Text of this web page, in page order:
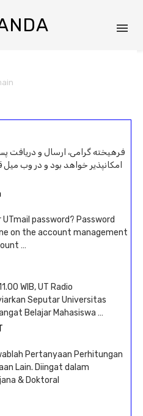
فرهیخته گرامی، ارسال و دریافت
password? Password
on the account management
…
WIB, UT Radio
Seputar Universitas
Belajar Mahasiswa …
Pertanyaan Perhitungan
Lain. Diingat dalam
& Doktoral